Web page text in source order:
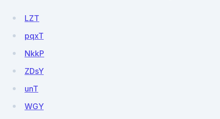
LZT
pqxT
NkkP
ZDsY
unT
WGY